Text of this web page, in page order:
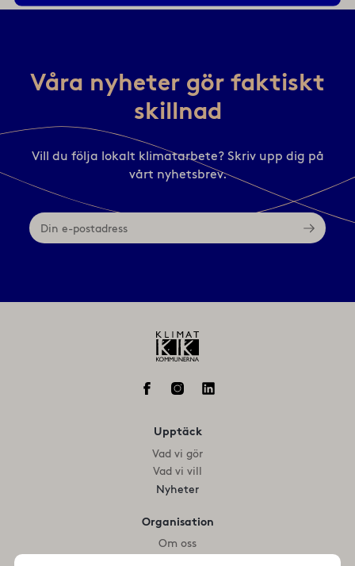
Våra nyheter gör faktiskt
skillnad
Vill du följa lokalt klimatarbete? Skriv upp dig på
vårt nyhetsbrev.
Din
e-
postadress
Upptäck
Vad vi gör
Vad vi vill
Nyheter
Organisation
Om oss